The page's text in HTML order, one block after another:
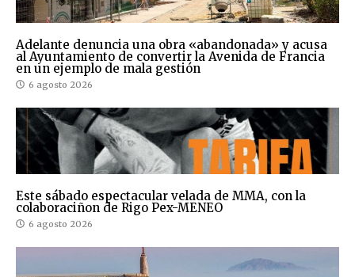
Adelante denuncia una obra «abandonada» y acusa
al Ayuntamiento de convertir la Avenida de Francia
en un ejemplo de mala gestión
6 agosto 2026
Este sábado espectacular velada de MMA, con la
colaboraciñon de Rigo Pex-MENEO
6 agosto 2026